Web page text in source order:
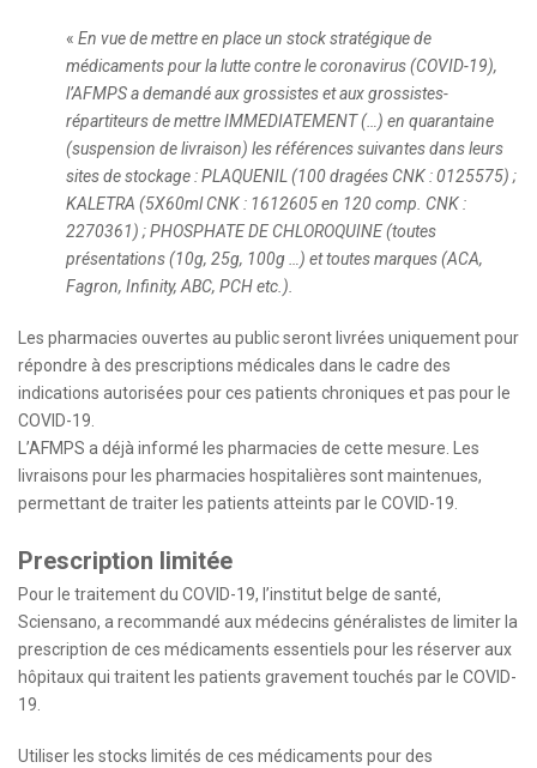
« En vue de mettre en place un stock stratégique de
médicaments pour la lutte contre le coronavirus (COVID-19),
l’AFMPS a demandé aux grossistes et aux grossistes-
répartiteurs de mettre IMMEDIATEMENT (…) en quarantaine
(suspension de livraison) les références suivantes dans leurs
sites de stockage : PLAQUENIL (100 dragées CNK : 0125575) ;
KALETRA (5X60ml CNK : 1612605 en 120 comp. CNK :
2270361) ; PHOSPHATE DE CHLOROQUINE (toutes
présentations (10g, 25g, 100g …) et toutes marques (ACA,
Fagron, Infinity, ABC, PCH etc.).
Les pharmacies ouvertes au public seront livrées uniquement pour
répondre à des prescriptions médicales dans le cadre des
indications autorisées pour ces patients chroniques et pas pour le
COVID-19.
L’AFMPS a déjà informé les pharmacies de cette mesure. Les
livraisons pour les pharmacies hospitalières sont maintenues,
permettant de traiter les patients atteints par le COVID-19.
Prescription limitée
Pour le traitement du COVID-19, l’institut belge de santé,
Sciensano, a recommandé aux médecins généralistes de limiter la
prescription de ces médicaments essentiels pour les réserver aux
hôpitaux qui traitent les patients gravement touchés par le COVID-
19.
Utiliser les stocks limités de ces médicaments pour des